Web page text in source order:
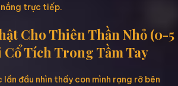
trực tiếp.
Cho Thiên Thần Nhỏ (0-5
Cổ Tích Trong Tầm Tay
lần đầu nhìn thấy con mình rạng rỡ bên